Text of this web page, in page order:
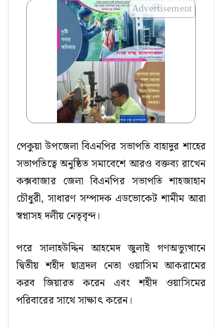
Advertisement
পেকুয়া উপজেলা বিএনপির সভাপতি বাহাদুর শাহের
সভাপতিত্বে অনুষ্ঠিত সমাবেশে আরও বক্তব্য রাখেন
কক্সবাজার জেলা বিএনপির সভাপতি শাহজাহান
চৌধুরী, সাধারণ সম্পাদক এডভোকেট শামীম আরা
স্বপ্নাসহ দলীয় নেতৃবৃন্দ।
পরে সালাহউদ্দিন আহমেদ জুলাই গণঅভ্যুত্থানে
দ্বিতীয় শহীদ ছাত্রদল নেতা ওয়াসিম আকরামের
করব জিয়ারত করেন এবং শহীদ ওয়াসিমের
পরিবারের সাথে সাক্ষাৎ করেন।